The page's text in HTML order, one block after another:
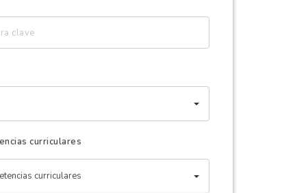
curriculares
curriculares